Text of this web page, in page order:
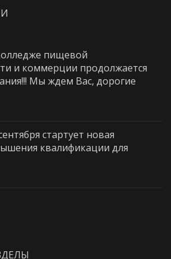
пищевой
и коммерции продолжается
Мы ждем Вас, дорогие
стартует новая
квалификации для